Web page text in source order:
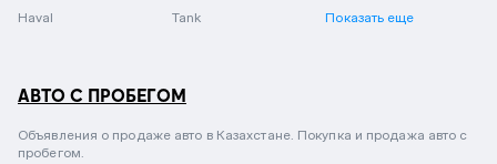
Haval Tank Показать еще
АВТО С ПРОБЕГОМ
Объявления о продаже авто в Казахстане. Покупка и продажа авто с
пробегом.